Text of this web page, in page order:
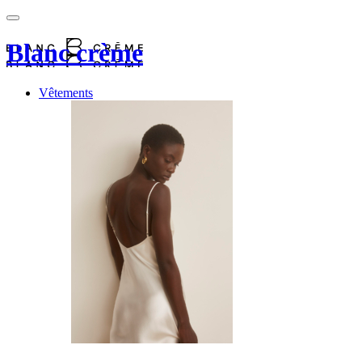
Blanc crème
Vêtements